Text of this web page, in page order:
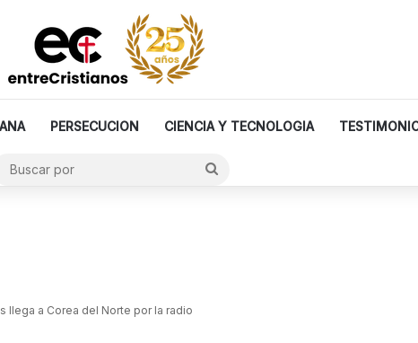
PERSECUCION CIENCIA Y TECNOLOGIA
llega a Corea del Norte por la radio